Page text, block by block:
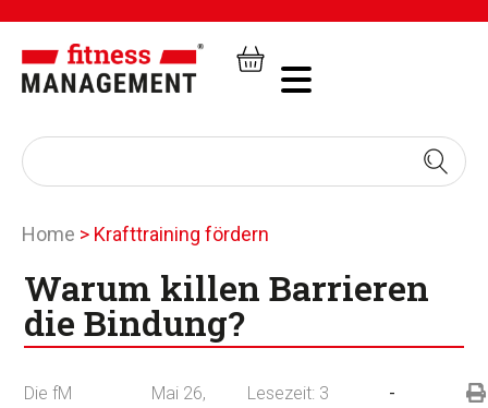
Home > Krafttraining fördern
Warum killen Barrieren
die Bindung?
Die fM
Mai 26,
Lesezeit: 3
-